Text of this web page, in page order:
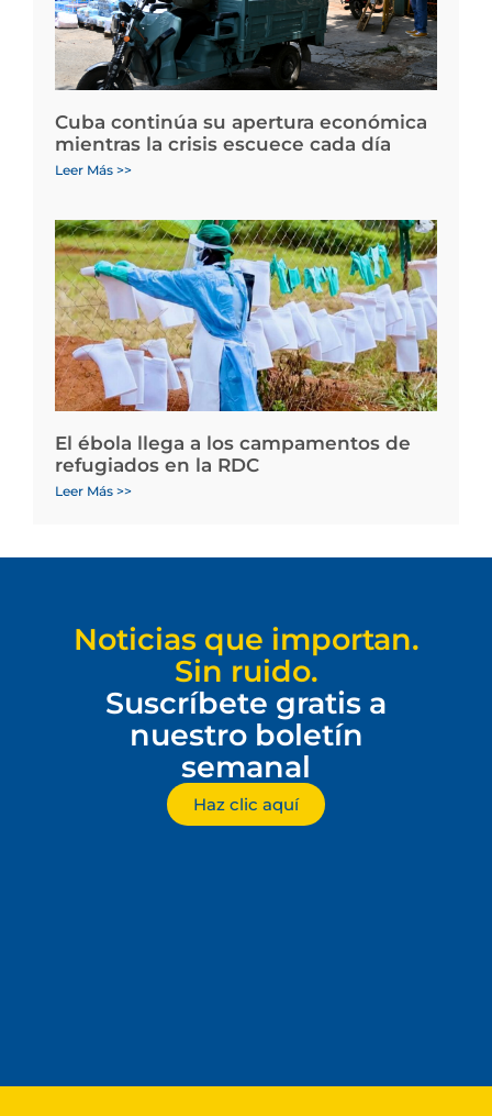
Cuba continúa su apertura económica
mientras la crisis escuece cada día
Leer Más >>
El ébola llega a los campamentos de
refugiados en la RDC
Leer Más >>
Noticias que importan.
Sin ruido.
Suscríbete gratis a
nuestro boletín
semanal
Haz clic aquí